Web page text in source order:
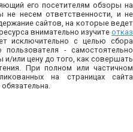
его посетителям обзоры на
несем ответственности, и не
сайтов, на которые ведет
внимательно изучите отказ
исключительно с целью сбора
- самостоятельно
или цену до того, как совершать
При полном или частичном
на страницах сайта